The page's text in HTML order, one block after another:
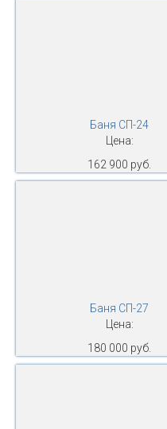
Баня СП-24
Цена:
162 900 руб.
Баня СП-27
Цена:
180 000 руб.